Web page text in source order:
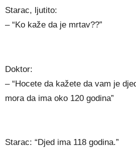
Starac, ljutito:
– “Ko kaže da je mrtav??”
Doktor:
– “Hocete da kažete da vam je
mora da ima oko 120 godina”
Starac: “Djed ima 118 godina.”